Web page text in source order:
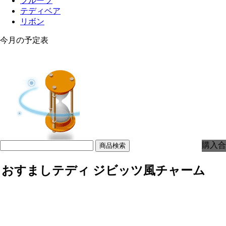
テディベア
リボン
今月の予定表
購入
おすましテディ ジビッツ風チャーム